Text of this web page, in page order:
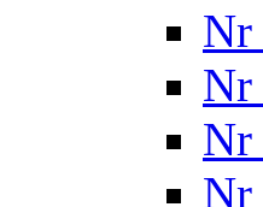
Nr
Nr
Nr
Nr